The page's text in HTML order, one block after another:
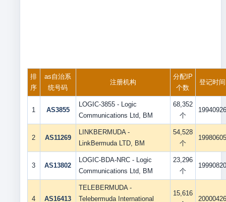
排
序
as自治系
统号码
注册机构
分配IP
个数
登记时间
1 AS3855
LOGIC-3855 - Logic
Communications Ltd, BM
68,352
个
19940926
2 AS11269
LINKBERMUDA -
LinkBermuda LTD, BM
54,528
个
19980605
3 AS13802
LOGIC-BDA-NRC - Logic
Communications Ltd, BM
23,296
个
19990820
4 AS16413
TELEBERMUDA -
Telebermuda International
15,616
20000426